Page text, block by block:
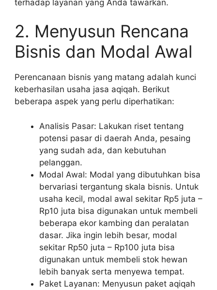
terhadap layanan yang Anda tawarkan.
2. Menyusun Rencana
Bisnis dan Modal Awal
Perencanaan bisnis yang matang adalah kunci
keberhasilan usaha jasa aqiqah. Berikut
beberapa aspek yang perlu diperhatikan:
Analisis Pasar: Lakukan riset tentang
potensi pasar di daerah Anda, pesaing
yang sudah ada, dan kebutuhan
pelanggan.
Modal Awal: Modal yang dibutuhkan bisa
bervariasi tergantung skala bisnis. Untuk
usaha kecil, modal awal sekitar Rp5 juta –
Rp10 juta bisa digunakan untuk membeli
beberapa ekor kambing dan peralatan
dasar. Jika ingin lebih besar, modal
sekitar Rp50 juta – Rp100 juta bisa
digunakan untuk membeli stok hewan
lebih banyak serta menyewa tempat.
Paket Layanan: Menyusun paket aqiqah